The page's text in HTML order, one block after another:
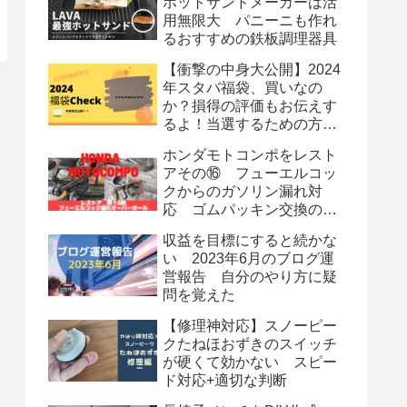
用無限大 パニーニも作れ
るおすすめの鉄板調理器具
【衝撃の中身大公開】2024
年スタバ福袋、買いなの
か？損得の評価もお伝えす
るよ！当選するための方法
ホンダモトコンポをレスト
アその⑯ フューエルコッ
クからのガソリン漏れ対
応 ゴムパッキン交換のオ
収益を目標にすると続かな
い 2023年6月のブログ運
営報告 自分のやり方に疑
問を覚えた
【修理神対応】スノーピー
クたねほおずきのスイッチ
が硬くて効かない スピー
ド対応+適切な判断